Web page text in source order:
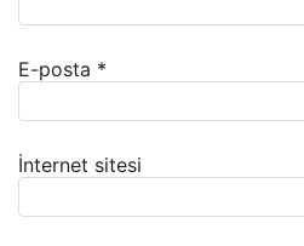
E-posta *
İnternet sitesi